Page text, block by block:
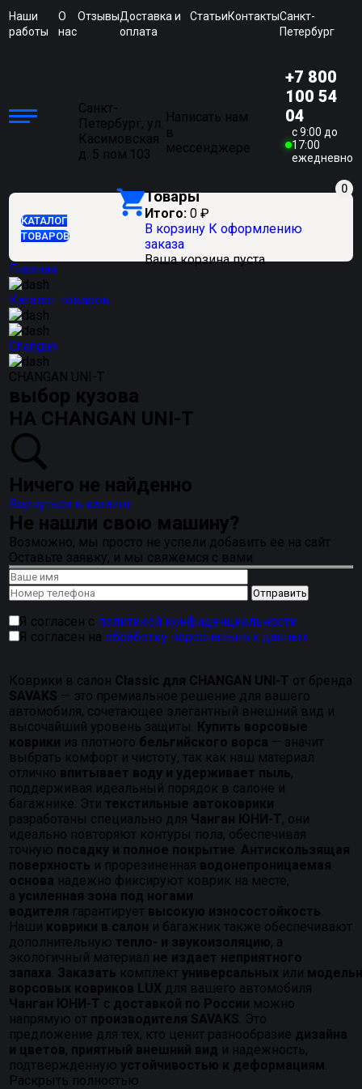
Наши
работы
О
нас
ОтзывыДоставка и
оплата
СтатьиКонтактыСанкт-
Петербург
Санкт-
Петербург, ул.
Касимовская
д. 5 пом.103
Написать нам
в
мессенджере
+7 800
100 54
04
c 9:00 до
17:00
ежедневно
КАТАЛОГ
ТОВАРОВ
0
Товары
Итого: 0 ₽
В корзину К оформлению
заказа
Ваша корзина пуста
Главная
Каталог товаров
Changan
CHANGAN UNI-T
выбор кузова
НА CHANGAN UNI-T
Ничего не найденно
Вернуться в каталог
Не нашли свою машину?
Возможно, мы просто не успели добавить ее на сайт
Оставьте заявку, и мы свяжемся с вами
Я согласен с политикой конфиденциальности
Я согласен наобработку персональных данных
Коврики в салон Classic для CHANGAN UNI-T от бренда
SAVAKS — это премиальное решение для вашего
автомобиля, сочетающее элегантный внешний вид и
высочайший уровень защиты. Купить ворсовые
коврики из плотного бельгийского ворса — значит
выбрать комфорт и чистоту, так как наш материал
отлично впитывает воду и удерживает пыль,
поддерживая идеальный порядок в салоне и
багажнике. Эти текстильные автоковрики
разработаны специально для Чанган ЮНИ-Т, они
идеально повторяют контуры пола, обеспечивая
точную посадку и полное покрытие.Антискользящая
поверхность и прорезиненная водонепроницаемая
основа надежно фиксируют коврик на месте,
а усиленная зона под ногами
водителя гарантирует высокую износостойкость.
Наши коврики в салон и багажник также обеспечивают
дополнительную тепло- и звукоизоляцию, а
экологичный материал не издает неприятного
запаха. Заказать комплект универсальных или
ворсовых ковриков LUX для вашего автомобиля
Чанган ЮНИ-Т с доставкой по России можно
напрямую от производителя SAVAKS. Это
предложение для тех, кто ценит разнообразие дизайна
и цветов, приятный внешний вид и надежность,
подтвержденную устойчивостью к деформациям.
Раскрыть полностью